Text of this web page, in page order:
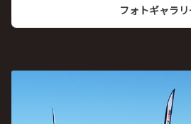
フォトギャラリ